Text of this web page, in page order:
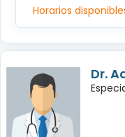
Horarios
Dr.